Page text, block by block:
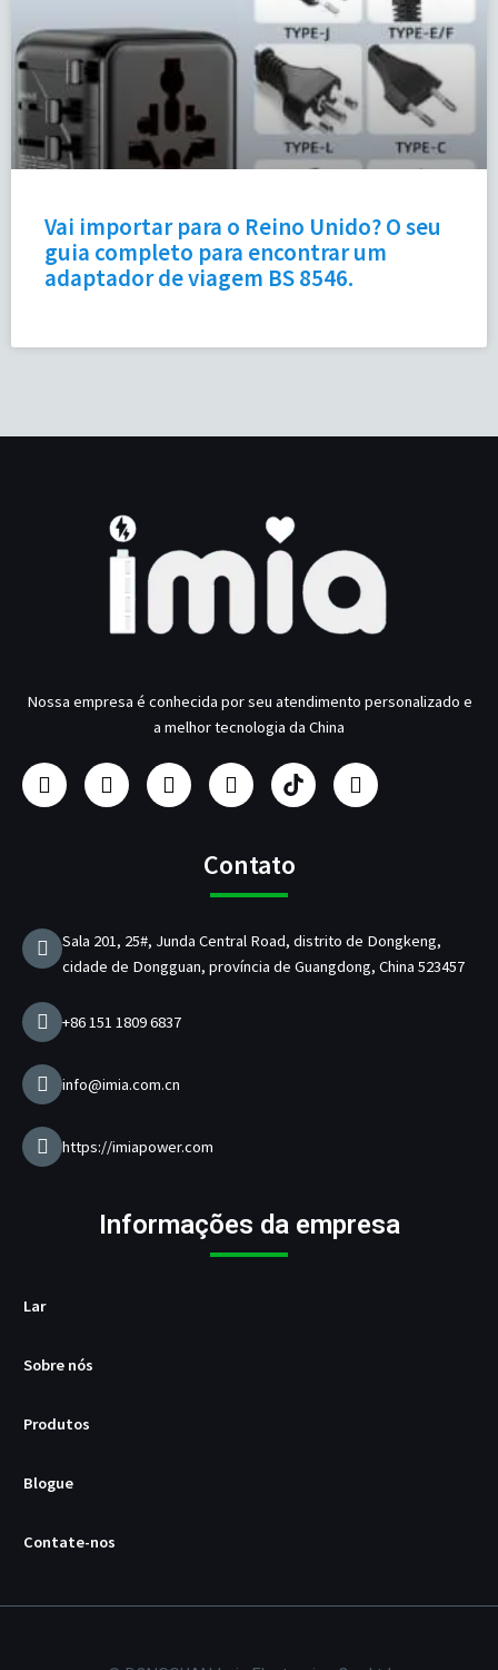
Vai importar para o Reino Unido? O seu
guia completo para encontrar um
adaptador de viagem BS 8546.
Nossa empresa é conhecida por seu atendimento personalizado e
a melhor tecnologia da China
F
a
c
k
I
n
s
m
Y
o
u
L
i
n
e
d
i
n
F
a
b
i
c
n
t
e
o
r
T
w
i
Contato
Sala 201, 25#, Junda Central Road, distrito de Dongkeng,
cidade de Dongguan, província de Guangdong, China 523457
+86 151 1809 6837
info@imia.com.cn
https://imiapower.com
Informações da empresa
Lar
Sobre nós
Produtos
Blogue
Contate-nos